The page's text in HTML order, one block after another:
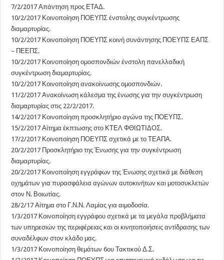
7/2/2017 Απάντηση προς ΕΤΑΔ.
10/2/2017 Κοινοποίηση ΠΟΕΥΠΣ ένστολης συγκέντρωσης
διαμαρτυρίας.
10/2/2017 Κοινοποίηση ΠΟΕΥΠΣ κοινή συνάντησης ΠΟΕΥΠΣ ΕΑΠΣ
– ΠΕΕΠΣ.
10/2/2017 Κοινοποίηση ομοσπονδιών ένστολη πανελλαδική
συγκέντρωση διαμαρτυρίας.
10/2/2017 Κοινοποίηση ανακοίνωσης ομοσπονδιών.
11/2/2017 Ανακοίνωση κάλεσμα της ένωσης για την συγκέντρωση
διαμαρτυρίας στις 22/2/2017.
14/2/2017 Κοινοποίηση προσκλητήριο αγώνα της ΠΟΕΥΠΣ.
15/2/2017 Αίτημα έκπτωσης στο ΚΤΕΛ ΦΘΙΩΤΙΔΟΣ.
17/2/2017 Κοινοποίηση ΠΟΕΥΠΣ σχετικά με το ΤΕΑΠΑ.
20/2/2017 Προσκλητήριο της Ένωσης για την συγκέντρωση
διαμαρτυρίας.
20/2/2017 Κοινοποίηση εγγράφων της Ένωσης σχετικά με διάθεση
οχημάτων για πυρασφάλεια αγώνων αυτοκινήτων και μοτοσυκλετών
στον Ν. Βοιωτίας.
28/2/17 Αίτημα στο Γ.Ν.Ν. Λαμίας για αιμοδοσία.
1/3/2017 Κοινοποίηση εγγράφου σχετικά με τα μεγάλα προβλήματα
των υπηρεσιών της περιφέρειας και οι κινητοποιήσεις αντίδρασης των
συναδέλφων στον κλάδο μας.
1/3/2017 Κοινοποίηση θεμάτων 6ου Τακτικού Δ.Σ.